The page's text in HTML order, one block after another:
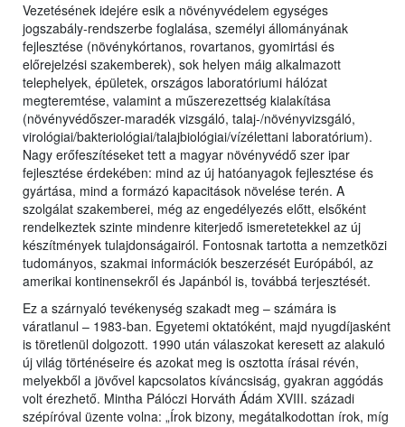
Vezetésének idejére esik a növényvédelem egységes
jogszabály-rendszerbe foglalása, személyi állományának
fejlesztése (növénykórtanos, rovartanos, gyomirtási és
előrejelzési szakemberek), sok helyen máig alkalmazott
telephelyek, épületek, országos laboratóriumi hálózat
megteremtése, valamint a műszerezettség kialakítása
(növényvédőszer-maradék vizsgáló, talaj-/növényvizsgáló,
virológiai/bakteriológiai/talajbiológiai/vízélettani laboratórium).
Nagy erőfeszítéseket tett a magyar növényvédő szer ipar
fejlesztése érdekében: mind az új hatóanyagok fejlesztése és
gyártása, mind a formázó kapacitások növelése terén. A
szolgálat szakemberei, még az engedélyezés előtt, elsőként
rendelkeztek szinte mindenre kiterjedő ismeretetekkel az új
készítmények tulajdonságairól. Fontosnak tartotta a nemzetközi
tudományos, szakmai információk beszerzését Európából, az
amerikai kontinensekről és Japánból is, továbbá terjesztését.
Ez a szárnyaló tevékenység szakadt meg – számára is
váratlanul – 1983-ban. Egyetemi oktatóként, majd nyugdíjasként
is töretlenül dolgozott. 1990 után válaszokat keresett az alakuló
új világ történéseire és azokat meg is osztotta írásai révén,
melyekből a jövővel kapcsolatos kíváncsiság, gyakran aggódás
volt érezhető. Mintha Pálóczi Horváth Ádám XVIII. századi
szépíróval üzente volna: „Írok bizony, megátalkodottan írok, míg